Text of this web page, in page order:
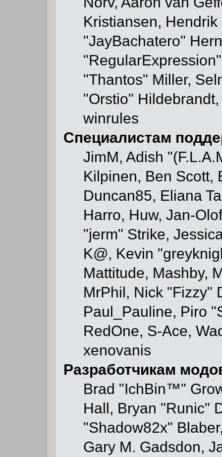
Kristiansen,
"JayBachatero"
"Thantos" Miller,
"Orstio"
winrules
Специалистам
JimM, Adish
Kilpinen, Ben Scott,
Duncan85, Eliana
Harro, Huw, Jan-
"jerm" Strike,
K@, Kevin
Mattitude, Mashby,
MrPhil, Nick "Fizzy"
Paul_Pauline, Piro
RedOne, S-Ace,
xenovanis
Разработчикам
Brad "IchBin™"
Hall, Bryan "Runic"
"Shadow82x"
Gary M. Gadsdon,